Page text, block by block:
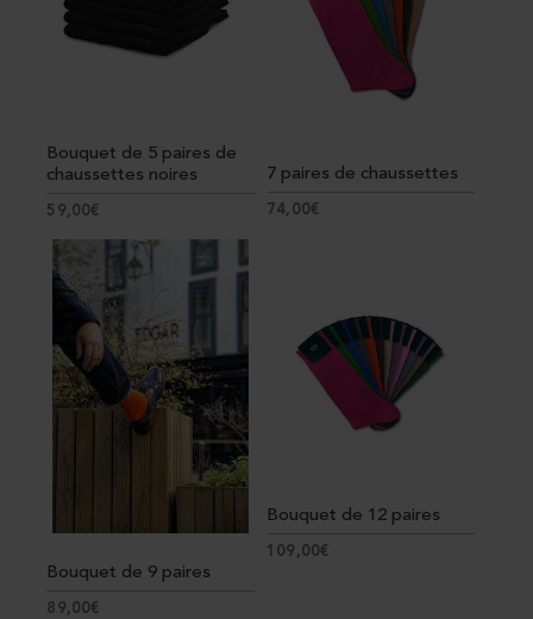
Bouquet de 5 paires de
chaussettes noires
59,00€
7 paires de chaussettes
74,00€
Bouquet de 9 paires
89,00€
Bouquet de 12 paires
109,00€